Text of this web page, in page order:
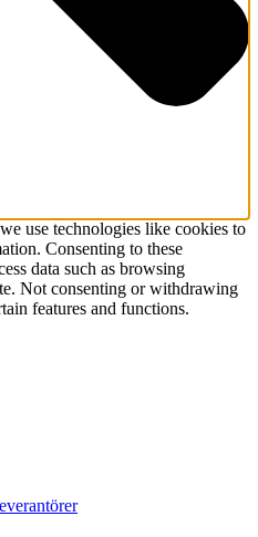
use technologies like cookies to
Consenting to these
data such as browsing
Not consenting or withdrawing
features and functions.